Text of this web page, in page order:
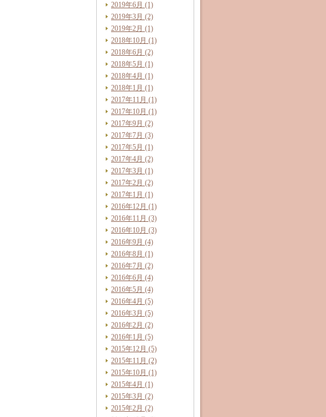
2019年6月 (1)
2019年3月 (2)
2019年2月 (1)
2018年10月 (1)
2018年6月 (2)
2018年5月 (1)
2018年4月 (1)
2018年1月 (1)
2017年11月 (1)
2017年10月 (1)
2017年9月 (2)
2017年7月 (3)
2017年5月 (1)
2017年4月 (2)
2017年3月 (1)
2017年2月 (2)
2017年1月 (1)
2016年12月 (1)
2016年11月 (3)
2016年10月 (3)
2016年9月 (4)
2016年8月 (1)
2016年7月 (2)
2016年6月 (4)
2016年5月 (4)
2016年4月 (5)
2016年3月 (5)
2016年2月 (2)
2016年1月 (5)
2015年12月 (5)
2015年11月 (2)
2015年10月 (1)
2015年4月 (1)
2015年3月 (2)
2015年2月 (2)